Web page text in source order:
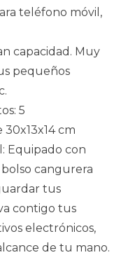
teléfono móvil,
capacidad. Muy
pequeños
5
cm
Equipado con
cangurera
tus
contigo tus
electrónicos,
de tu mano.